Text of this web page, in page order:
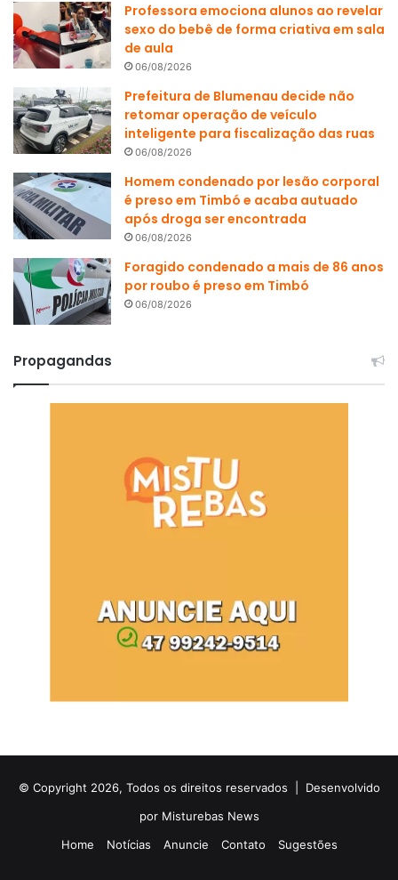
Professora emociona alunos ao revelar
sexo do bebê de forma criativa em sala
de aula
06/08/2026
Prefeitura de Blumenau decide não
retomar operação de veículo
inteligente para fiscalização das ruas
06/08/2026
Homem condenado por lesão corporal
é preso em Timbó e acaba autuado
após droga ser encontrada
06/08/2026
Foragido condenado a mais de 86 anos
por roubo é preso em Timbó
06/08/2026
Propagandas
© Copyright 2026, Todos os direitos reservados | Desenvolvido
por Misturebas News
Home
Notícias Anuncie Contato Sugestões